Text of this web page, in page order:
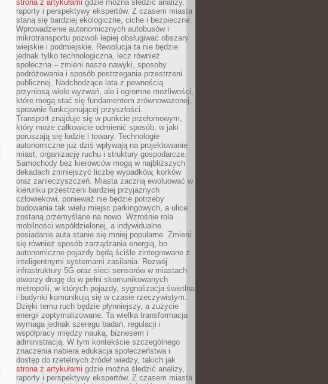
strona z artykułami gdzie można śledzić analizy,
raporty i perspektywy ekspertów. Z czasem miasta
staną się bardziej ekologiczne, ciche i bezpieczne.
Wprowadzenie autonomicznych autobusów i
mikrotransportu pozwoli lepiej obsługiwać obszary
wiejskie i podmiejskie. Rewolucja ta nie będzie
jednak tylko technologiczna, lecz również
społeczna – zmieni nasze nawyki, sposoby
podróżowania i sposób postrzegania przestrzeni
publicznej. Nadchodzące lata z pewnością
przyniosą wiele wyzwań, ale i ogromne możliwości,
które mogą stać się fundamentem zrównoważonej,
sprawnie funkcjonującej przyszłości.
Transport znajduje się w punkcie przełomowym,
który może całkowicie odmienić sposób, w jaki
poruszają się ludzie i towary. Technologie
autonomiczne już dziś wpływają na projektowanie
miast, organizację ruchu i struktury gospodarcze.
Samochody bez kierowców mogą w najbliższych
dekadach zmniejszyć liczbę wypadków, korków
oraz zanieczyszczeń. Miasta zaczną ewoluować w
kierunku przestrzeni bardziej przyjaznych
człowiekowi, ponieważ nie będzie potrzeby
budowania tak wielu miejsc parkingowych, a ulice
zostaną przemyślane na nowo. Wzrośnie rola
mobilności współdzielonej, a indywidualne
posiadanie auta stanie się mniej popularne. Zmieni
się również sposób zarządzania energią, bo
autonomiczne pojazdy będą ściśle zintegrowane z
inteligentnymi systemami zasilania. Rozwój
infrastruktury 5G oraz sieci sensorów w miastach
otworzy drogę do w pełni skomunikowanych
metropolii, w których pojazdy, sygnalizacja świetlna
i budynki komunikują się w czasie rzeczywistym.
Dzięki temu ruch będzie płynniejszy, a zużycie
energii zoptymalizowane. Ta wielka transformacja
wymaga jednak szeregu badań, regulacji i
współpracy między nauką, biznesem i
administracją. W tym kontekście szczególnego
znaczenia nabiera edukacja społeczeństwa i
dostęp do rzetelnych źródeł wiedzy, takich jak
strona z artykułami gdzie można śledzić analizy,
raporty i perspektywy ekspertów. Z czasem miasta